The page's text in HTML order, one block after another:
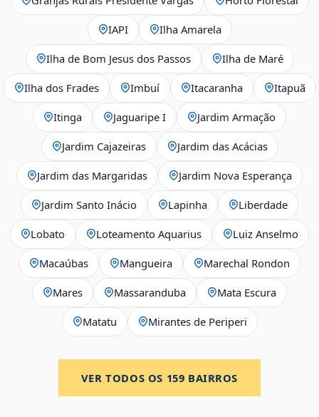
IAPI Ilha Amarela
Ilha de Bom Jesus dos Passos Ilha de Maré
Ilha dos Frades Imbuí Itacaranha Itapuã
Itinga Jaguaripe I Jardim Armação
Jardim Cajazeiras Jardim das Acácias
Jardim das Margaridas Jardim Nova Esperança
Jardim Santo Inácio Lapinha Liberdade
Lobato Loteamento Aquarius Luiz Anselmo
Macaúbas Mangueira Marechal Rondon
Mares Massaranduba Mata Escura
Matatu Mirantes de Periperi
VER TODOS OS 159 BAIRROS